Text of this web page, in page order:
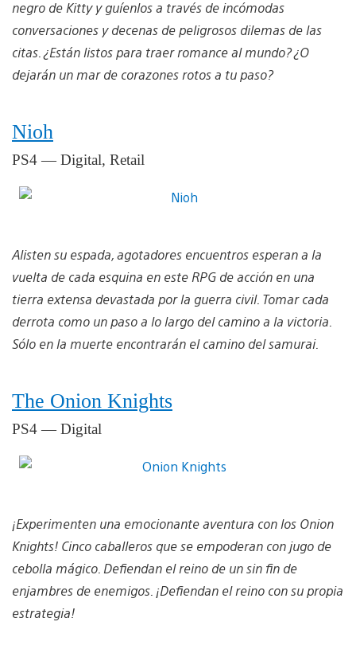
negro de Kitty y guíenlos a través de incómodas
conversaciones y decenas de peligrosos dilemas de las
citas. ¿Están listos para traer romance al mundo? ¿O
dejarán un mar de corazones rotos a tu paso?
Nioh
PS4 — Digital, Retail
Alisten su espada, agotadores encuentros esperan a la
vuelta de cada esquina en este RPG de acción en una
tierra extensa devastada por la guerra civil. Tomar cada
derrota como un paso a lo largo del camino a la victoria.
Sólo en la muerte encontrarán el camino del samurai.
The Onion Knights
PS4 — Digital
¡Experimenten una emocionante aventura con los Onion
Knights! Cinco caballeros que se empoderan con jugo de
cebolla mágico. Defiendan el reino de un sin fin de
enjambres de enemigos. ¡Defiendan el reino con su propia
estrategia!